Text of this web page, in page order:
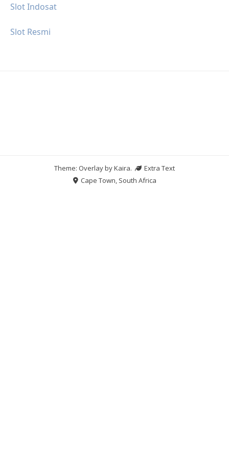
Slot Indosat
Slot Resmi
Theme: Overlay byKaira.
Extra Text
Cape Town, South Africa